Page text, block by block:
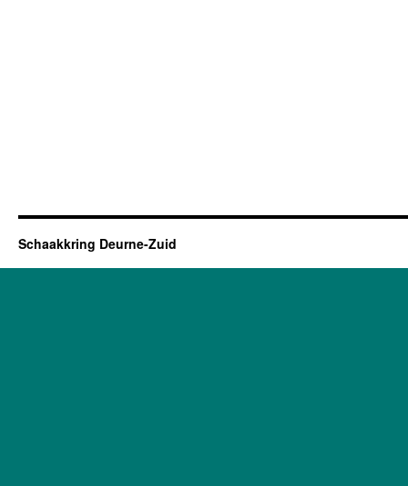
Schaakkring Deurne-Zuid